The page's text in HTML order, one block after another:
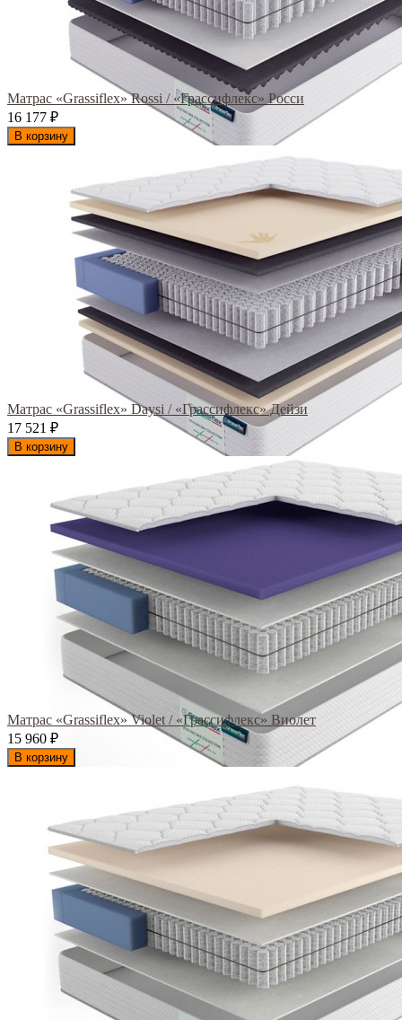
Матрас «Grassiflex» Rossi / «Грассифлекс» Росси
16 177 ₽
В корзину
Матрас «Grassiflex» Daysi / «Грассифлекс» Дейзи
17 521
₽
В корзину
Матрас «Grassiflex» Violet / «Грассифлекс» Виолет
15 960 ₽
В корзину